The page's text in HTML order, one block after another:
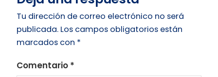
Tu dirección de correo electrónico no será
publicada. Los campos obligatorios están
marcados con *
Comentario *